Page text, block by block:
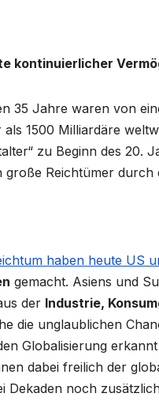
kontinuierlicher
35 Jahre waren von
als 1500 Milliardäre
zu Beginn des 20.
große Reichtümer durch
haben heute US
gemacht. Asiens und
der Industrie,
die unglaublichen
Globalisierung
dabei freilich der
Dekaden noch